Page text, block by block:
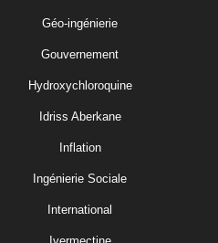
Géo-ingénierie
Gouvernement
Hydroxychloroquine
Idriss Aberkane
Inflation
Ingénierie Sociale
International